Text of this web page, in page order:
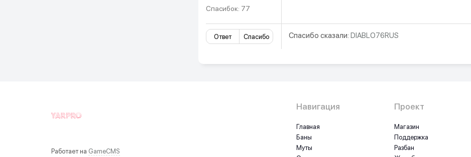
Спасибок: 77
Ответ Спасибо Спасибо сказали: DIABLO76RUS
Работает на GameCMS
Навигация
Главная
Баны
Муты
Проект
Магазин
Поддержка
Разбан